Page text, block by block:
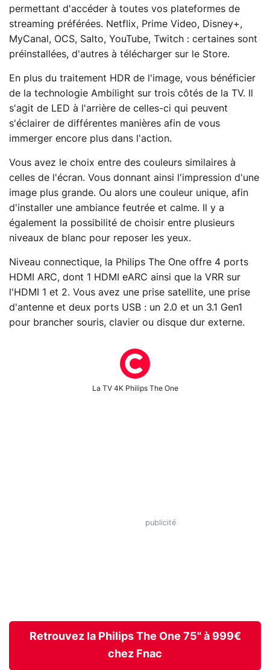
permettant d'accéder à toutes vos plateformes de
streaming préférées. Netflix, Prime Video, Disney+,
MyCanal, OCS, Salto, YouTube, Twitch : certaines sont
préinstallées, d'autres à télécharger sur le Store.
En plus du traitement HDR de l'image, vous bénéficier
de la technologie Ambilight sur trois côtés de la TV. Il
s'agit de LED à l'arrière de celles-ci qui peuvent
s'éclairer de différentes manières afin de vous
immerger encore plus dans l'action.
Vous avez le choix entre des couleurs similaires à
celles de l'écran. Vous donnant ainsi l'impression d'une
image plus grande. Ou alors une couleur unique, afin
d'installer une ambiance feutrée et calme. Il y a
également la possibilité de choisir entre plusieurs
niveaux de blanc pour reposer les yeux.
Niveau connectique, la Philips The One offre 4 ports
HDMI ARC, dont 1 HDMI eARC ainsi que la VRR sur
l'HDMI 1 et 2. Vous avez une prise satellite, une prise
d'antenne et deux ports USB : un 2.0 et un 3.1 Gen1
pour brancher souris, clavier ou disque dur externe.
La TV 4K Philips The One
Retrouvez la Philips The One 75" à 999€
chez Fnac